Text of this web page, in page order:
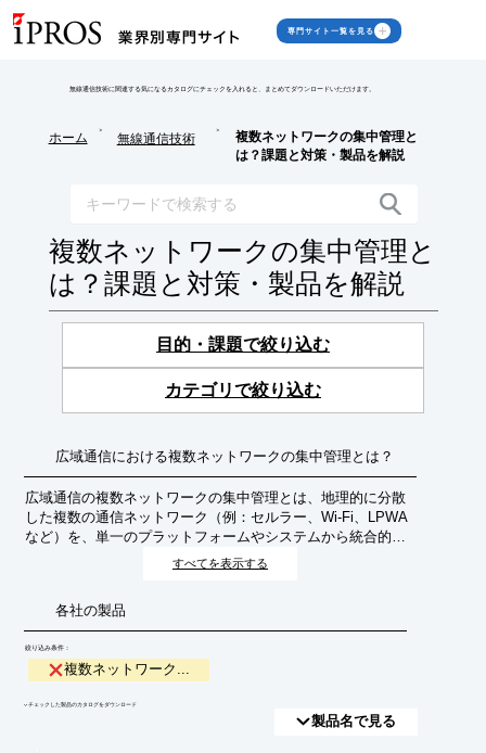
専門サイト一覧を見る
無線通信技術に関連する気になるカタログにチェックを入れると、まとめてダウンロードいただけます。
ホーム
>
無線通信技術
>
複数ネットワークの集中管理と
は？課題と対策・製品を解説
複数ネットワークの集中管理と
は？課題と対策・製品を解説
目的・課題で絞り込む
カテゴリで絞り込む
広域通信における複数ネットワークの集中管理とは？
広域通信の複数ネットワークの集中管理とは、地理的に分散
した複数の通信ネットワーク（例：セルラー、Wi-Fi、LPWA
など）を、単一のプラットフォームやシステムから統合的に
監視、制御、運用することです。これにより、リソースの最
すべてを表示する
各社の製品
絞り込み条件：
複数ネットワーク...
​▼チェックした製品のカタログをダウンロード
製品名で見る